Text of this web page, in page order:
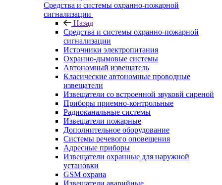
Средства и системы охранно-пожарной
сигнализации
Назад
Средства и системы охранно-пожарной
сигнализации
Источники электропитания
Охранно-дымовые системы
Автономный извещатель
Класические автономные проводные
извещатели
Извещатели со встроенной звуковй сиреной
Приборы приемно-контрольные
Радиоканальные системы
Извещатели пожарные
Дополнительное оборудование
Системы речевого оповещения
Адресные приборы
Извещатели охранные для наружной
установки
GSM охрана
Извещатели аварийные